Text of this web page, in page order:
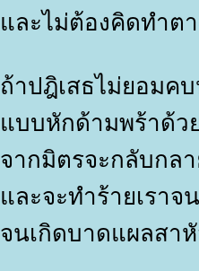
ละไม่ต้องคิดทำตา
ถ้าปฎิเสธไม่ยอมค
บบหักด้ามพร้าด้ว
จากมิตรจะกลับกล
ละจะทำร้ายเราจ
จนเกิดบาดแผลสาหั